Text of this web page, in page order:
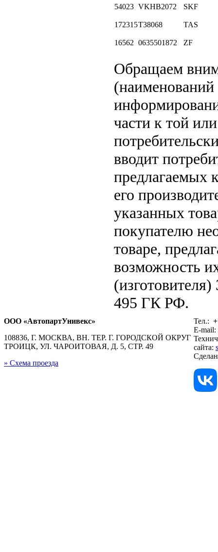
54023 VKHB2072 SKF
172315T38068 TAS
16562 0635501872 ZF
Обращаем
(наименований
части к той
вводит
предлагаемых
его
указанных
покупателю
товаре,
возможность
495 ГК РФ.
ООО «АвтопартУнивекс»
108836, Г. МОСКВА, ВН. ТЕР. Г. ГОРОДСКОЙ ОКРУГ
ТРОИЦК, УЛ. ЧАРОИТОВАЯ, Д. 5, СТР. 49
» Схема проезда
Тел.:
E-mail:
сайта: